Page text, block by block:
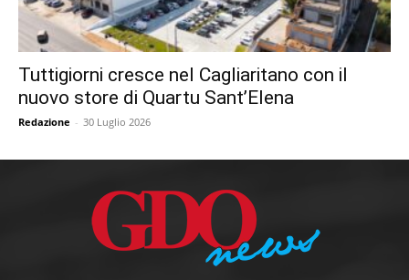
Tuttigiorni cresce nel Cagliaritano con il
nuovo store di Quartu Sant’Elena
Redazione - 30 Luglio 2026